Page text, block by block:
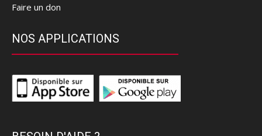
Faire un don
NOS APPLICATIONS